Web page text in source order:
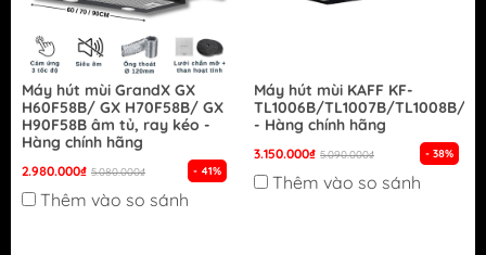
Máy hút mùi GrandX GX
H60F58B/ GX H70F58B/ GX
H90F58B âm tủ, ray kéo -
Hàng chính hãng
2.980.000₫ 5.080.000₫ - 41%
Thêm vào so sánh
Máy hút mùi KAFF KF-
TL1006B/TL1007B/TL1008B/
- Hàng chính hãng
3.150.000₫ 5.090.000₫ - 38%
Thêm vào so sánh